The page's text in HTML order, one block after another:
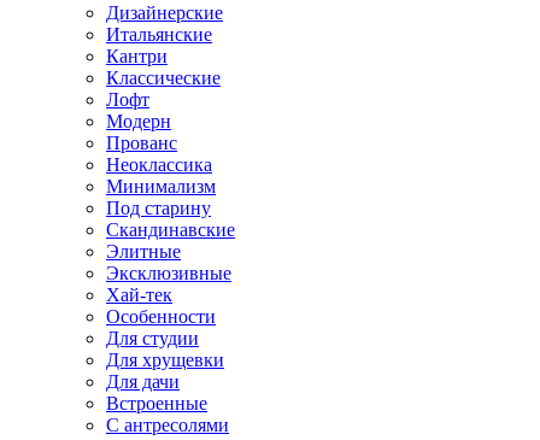
Дизайнерские
Итальянские
Кантри
Классические
Лофт
Модерн
Прованс
Неоклассика
Минимализм
Под старину
Скандинавские
Элитные
Эксклюзивные
Хай-тек
Особенности
Для студии
Для хрущевки
Для дачи
Встроенные
С антресолями